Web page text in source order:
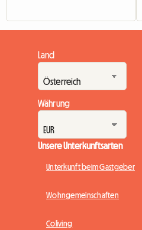
Land
Währung
Unsere Unterkunftsarten
Unterkunft beim Gastgeber
Wohngemeinschaften
Coliving